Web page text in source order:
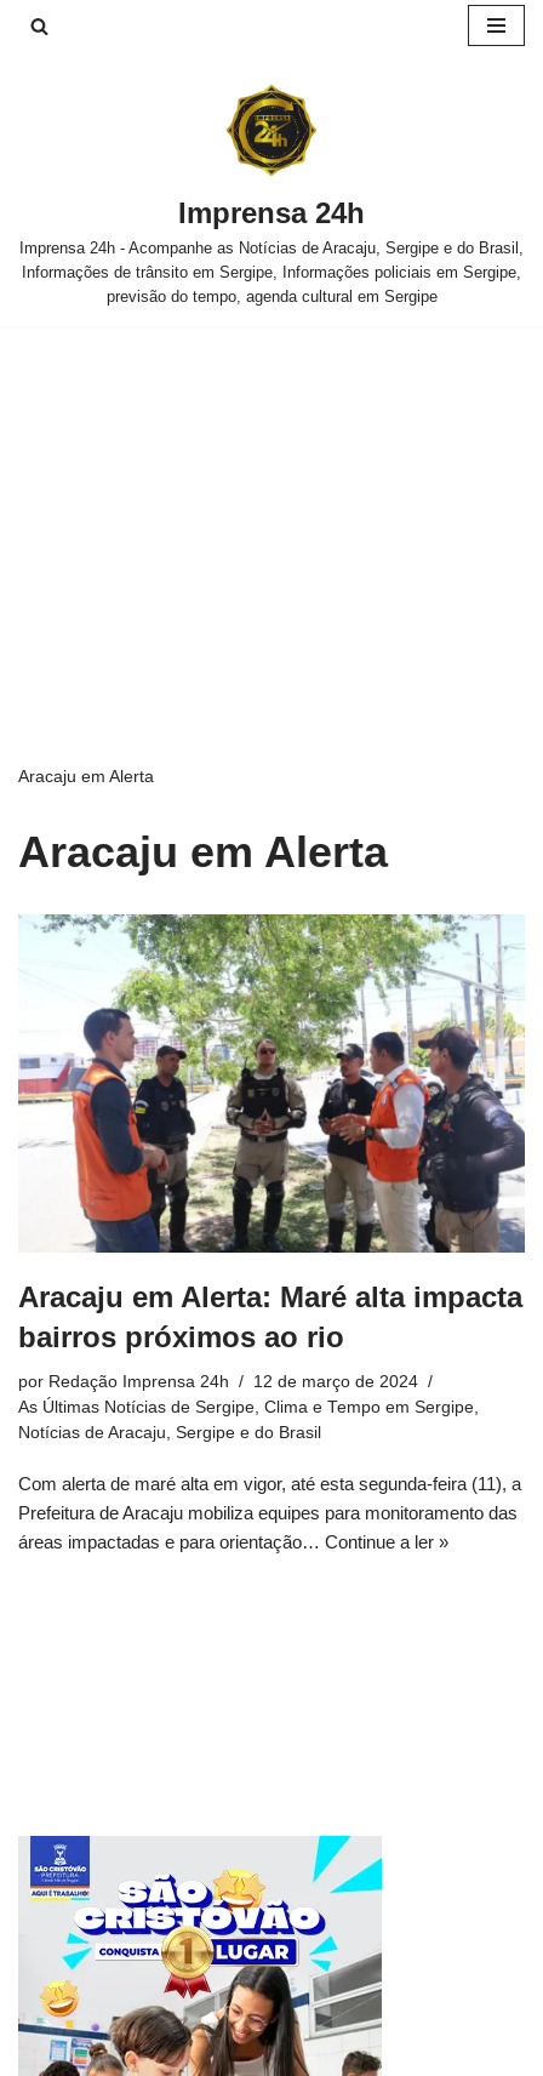
Imprensa 24h
Imprensa 24h - Acompanhe as Notícias de Aracaju, Sergipe e do Brasil,
Informações de trânsito em Sergipe, Informações policiais em Sergipe,
previsão do tempo, agenda cultural em Sergipe
Aracaju em Alerta
Aracaju em Alerta
Aracaju em Alerta: Maré alta impacta
bairros próximos ao rio
por Redação Imprensa 24h
12 de março de 2024
As Últimas Notícias de Sergipe Clima e Tempo em Sergipe
Notícias de Aracaju, Sergipe e do Brasil
Com alerta de maré alta em vigor, até esta segunda-feira (11), a
Prefeitura de Aracaju mobiliza equipes para monitoramento das
áreas impactadas e para orientação… Continue a ler »